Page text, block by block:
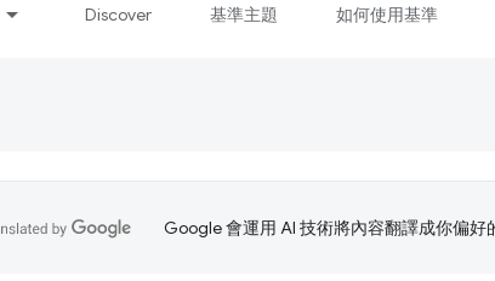
Discover 基準主題 如何使用基準
Google 會運用 AI 技術將內容翻譯成你偏好